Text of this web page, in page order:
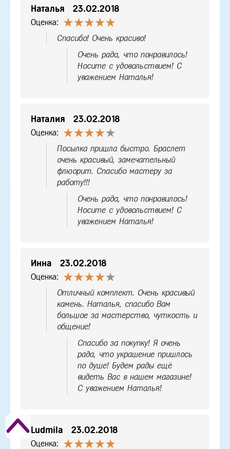
Наталья 23.02.2018
Оценка:
Спасибо! Очень красиво!
Очень рада, что понравилось!
Носите с удовольствием! С
уважением Наталья!
Наталия 23.02.2018
Оценка:
Посылка пришла быстро. Браслет
очень красивый, замечательный
флюорит. Спасибо мастеру за
работу!!!
Очень рада, что понравилось!
Носите с удовольствием! С
уважением Наталья!
Инна 23.02.2018
Оценка:
Отличный комплект. Очень красивый
камень. Наталья, спасибо Вам
большое за мастерство, чуткость и
общение!
Спасибо за покупку! Я очень
рада, что украшение пришлось
по душе! Будем рады ещё
видеть Вас в нашем магазине!
С уважением Наталья!
Ludmila 23.02.2018
Оценка: